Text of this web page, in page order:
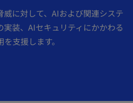
に対して、AIおよび関連システ
装、AIセキュリティにかかわる
支援します。